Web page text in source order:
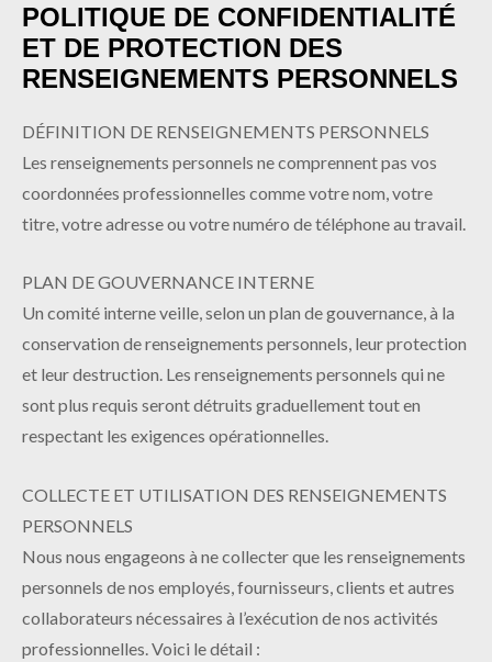
POLITIQUE DE CONFIDENTIALITÉ
ET DE PROTECTION DES
RENSEIGNEMENTS PERSONNELS
DÉFINITION DE RENSEIGNEMENTS PERSONNELS
Les renseignements personnels ne comprennent pas vos
coordonnées professionnelles comme votre nom, votre
titre, votre adresse ou votre numéro de téléphone au travail.
PLAN DE GOUVERNANCE INTERNE
Un comité interne veille, selon un plan de gouvernance, à la
conservation de renseignements personnels, leur protection
et leur destruction. Les renseignements personnels qui ne
sont plus requis seront détruits graduellement tout en
respectant les exigences opérationnelles.
COLLECTE ET UTILISATION DES RENSEIGNEMENTS
PERSONNELS
Nous nous engageons à ne collecter que les renseignements
personnels de nos employés, fournisseurs, clients et autres
collaborateurs nécessaires à l’exécution de nos activités
professionnelles. Voici le détail :